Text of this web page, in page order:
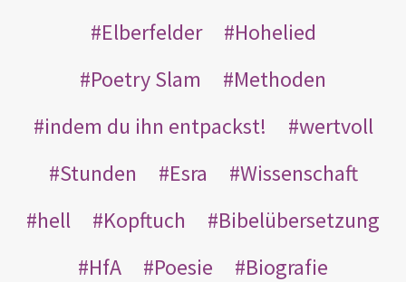
Elberfelder
Hohelied
Poetry Slam
Methoden
indem du ihn entpackst!
wertvoll
Stunden
Esra
Wissenschaft
hell
Kopftuch
Bibelübersetzung
HfA
Poesie
Biografie